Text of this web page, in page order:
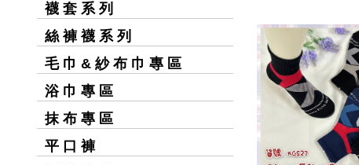
襪 套 系 列
絲 褲 襪 系 列
毛 巾 & 紗 布 巾 專 區
浴 巾 專 區
抹 布 專 區
平 口 褲